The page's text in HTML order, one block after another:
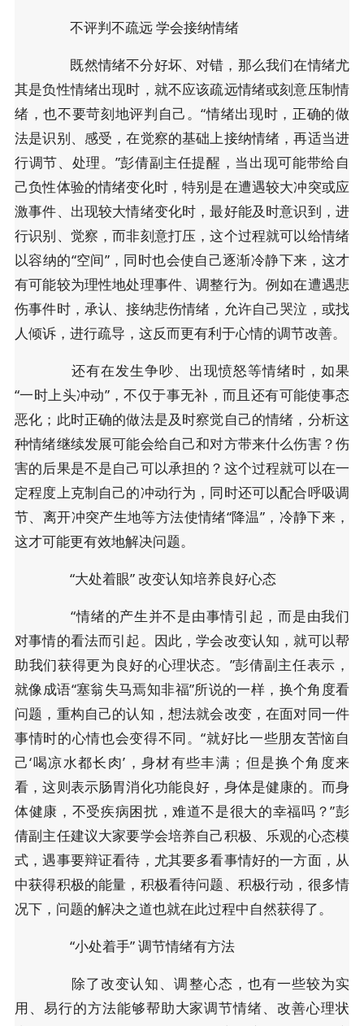
不评判不疏远 学会接纳情绪
既然情绪不分好坏、对错，那么我们在情绪尤
其是负性情绪出现时，就不应该疏远情绪或刻意压制情
绪，也不要苛刻地评判自己。“情绪出现时，正确的做
法是识别、感受，在觉察的基础上接纳情绪，再适当进
行调节、处理。”彭倩副主任提醒，当出现可能带给自
己负性体验的情绪变化时，特别是在遭遇较大冲突或应
激事件、出现较大情绪变化时，最好能及时意识到，进
行识别、觉察，而非刻意打压，这个过程就可以给情绪
以容纳的“空间”，同时也会使自己逐渐冷静下来，这才
有可能较为理性地处理事件、调整行为。例如在遭遇悲
伤事件时，承认、接纳悲伤情绪，允许自己哭泣，或找
人倾诉，进行疏导，这反而更有利于心情的调节改善。
还有在发生争吵、出现愤怒等情绪时，如果
“一时上头冲动”，不仅于事无补，而且还有可能使事态
恶化；此时正确的做法是及时察觉自己的情绪，分析这
种情绪继续发展可能会给自己和对方带来什么伤害？伤
害的后果是不是自己可以承担的？这个过程就可以在一
定程度上克制自己的冲动行为，同时还可以配合呼吸调
节、离开冲突产生地等方法使情绪“降温”，冷静下来，
这才可能更有效地解决问题。
“大处着眼” 改变认知培养良好心态
“情绪的产生并不是由事情引起，而是由我们
对事情的看法而引起。因此，学会改变认知，就可以帮
助我们获得更为良好的心理状态。”彭倩副主任表示，
就像成语“塞翁失马焉知非福”所说的一样，换个角度看
问题，重构自己的认知，想法就会改变，在面对同一件
事情时的心情也会变得不同。“就好比一些朋友苦恼自
己‘喝凉水都长肉’，身材有些丰满；但是换个角度来
看，这则表示肠胃消化功能良好，身体是健康的。而身
体健康，不受疾病困扰，难道不是很大的幸福吗？”彭
倩副主任建议大家要学会培养自己积极、乐观的心态模
式，遇事要辩证看待，尤其要多看事情好的一方面，从
中获得积极的能量，积极看待问题、积极行动，很多情
况下，问题的解决之道也就在此过程中自然获得了。
“小处着手” 调节情绪有方法
除了改变认知、调整心态，也有一些较为实
用、易行的方法能够帮助大家调节情绪、改善心理状